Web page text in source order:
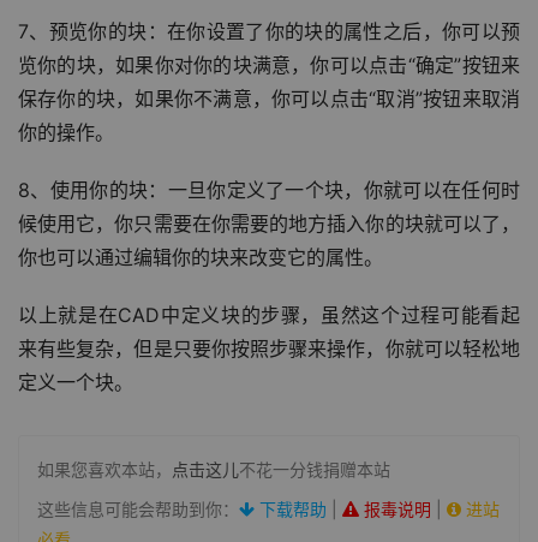
7、预览你的块：在你设置了你的块的属性之后，你可以预
览你的块，如果你对你的块满意，你可以点击“确定”按钮来
保存你的块，如果你不满意，你可以点击“取消”按钮来取消
你的操作。
8、使用你的块：一旦你定义了一个块，你就可以在任何时
候使用它，你只需要在你需要的地方插入你的块就可以了，
你也可以通过编辑你的块来改变它的属性。
以上就是在CAD中定义块的步骤，虽然这个过程可能看起
来有些复杂，但是只要你按照步骤来操作，你就可以轻松地
定义一个块。
如果您喜欢本站， 点击这儿不花一分钱捐赠本站
这些信息可能会帮助到你：
下载帮助 报毒说明
进站